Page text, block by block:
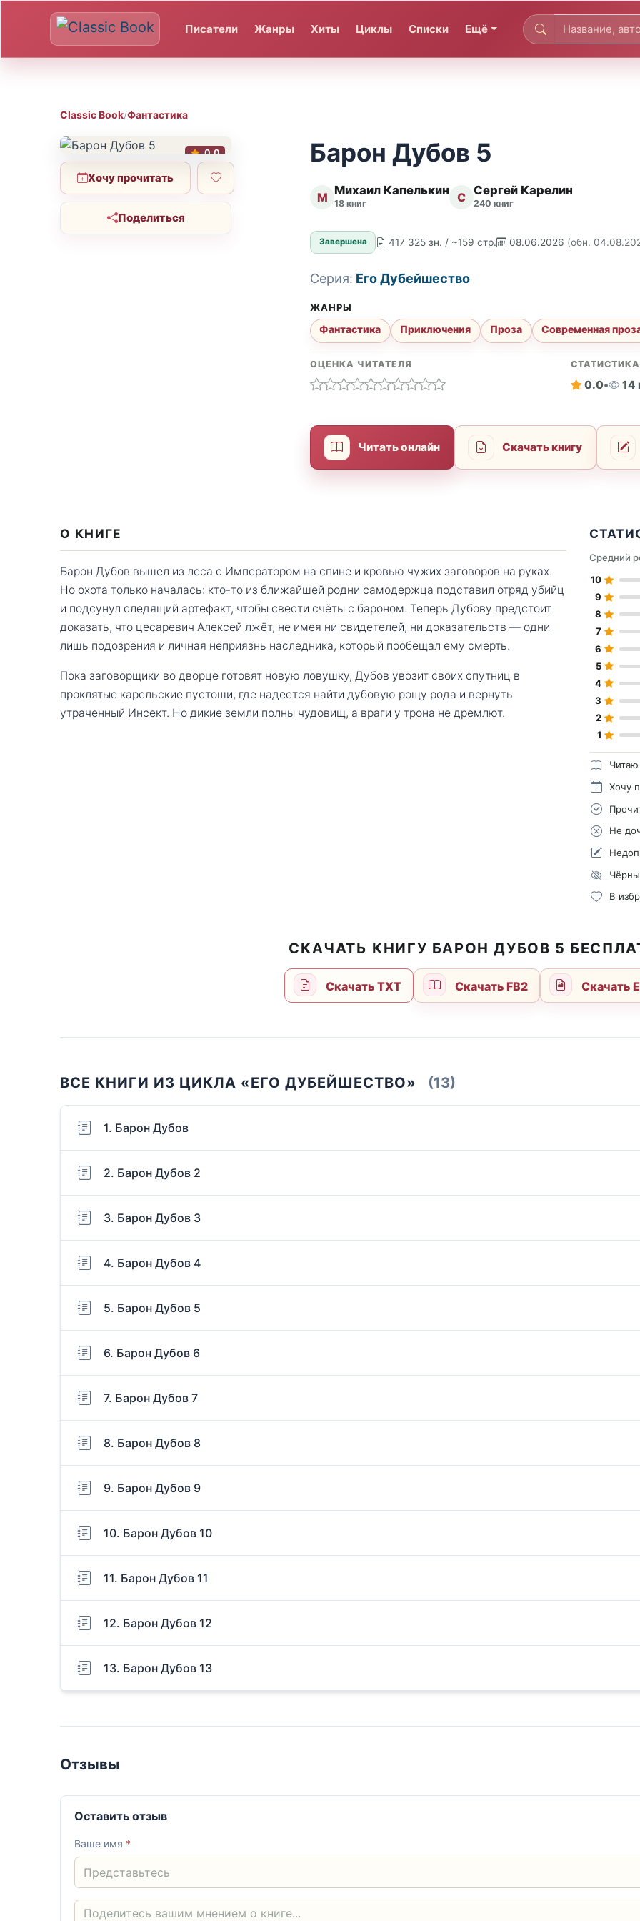
Писатели Жанры Хиты Циклы Списки Ещё
Classic Book/Фантастика
0.0
Хочу прочитать
Поделиться
Барон Дубов 5
М Михаил Капелькин
18 книг С Сергей Карелин
240 книг
Завершена 417 325 зн. / ~159 стр. 08.06.2026 (обн.
Серия: Его Дубейшество
ЖАНРЫ
Фантастика Приключения Проза Современная
ОЦЕНКА ЧИТАТЕЛЯ СТАТИСТИКА
0.0• 14
Читать онлайн Скачать книгу
О КНИГЕ
Барон Дубов вышел из леса с Императором на спине и кровью чужих заговоров на руках.
Но охота только началась: кто-то из ближайшей родни самодержца подставил отряд убийц
и подсунул следящий артефакт, чтобы свести счёты с бароном. Теперь Дубову предстоит
доказать, что цесаревич Алексей лжёт, не имея ни свидетелей, ни доказательств — одни
лишь подозрения и личная неприязнь наследника, который пообещал ему смерть.
Пока заговорщики во дворце готовят новую ловушку, Дубов увозит своих спутниц в
проклятые карельские пустоши, где надеется найти дубовую рощу рода и вернуть
утраченный Инсект. Но дикие земли полны чудовищ, а враги у трона не дремлют.
Средний
10
9
8
7
6
5
4
3
2
1
Читаю
Хочу
Не
В
СКАЧАТЬ КНИГУ БАРОН ДУБОВ 5
Скачать TXT Скачать FB2 Скачать
ВСЕ КНИГИ ИЗ ЦИКЛА «ЕГО ДУБЕЙШЕСТВО» (13)
1. Барон Дубов
2. Барон Дубов 2
3. Барон Дубов 3
4. Барон Дубов 4
5. Барон Дубов 5
6. Барон Дубов 6
7. Барон Дубов 7
8. Барон Дубов 8
9. Барон Дубов 9
10. Барон Дубов 10
11. Барон Дубов 11
12. Барон Дубов 12
13. Барон Дубов 13
Отзывы
Оставить отзыв
Ваше имя *